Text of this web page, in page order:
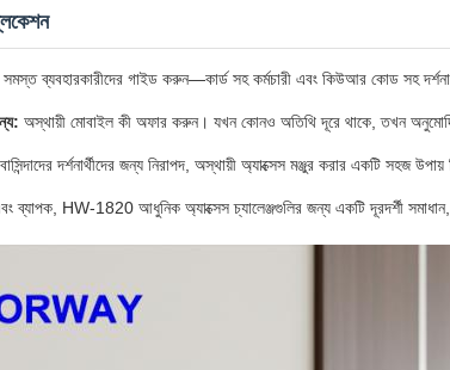
সমস্ত ব্যবহারকারীদের গাইড করুন—কার্ড সহ কর্মচারী এবং কিউআর কোড সহ
অস্থায়ী মোবাইল কী অফার করুন। যখন কোনও অতিথি দূরে থাকে, তখন অনুমোদিত
বাসিন্দাদের দর্শনার্থীদের জন্য নিরাপদ, অস্থায়ী অ্যাক্সেস মঞ্জুর করার একটি সহজ
ব্যাপক, HW-1820 আধুনিক অ্যাক্সেস চ্যালেঞ্জগুলির জন্য একটি দূরদর্শী